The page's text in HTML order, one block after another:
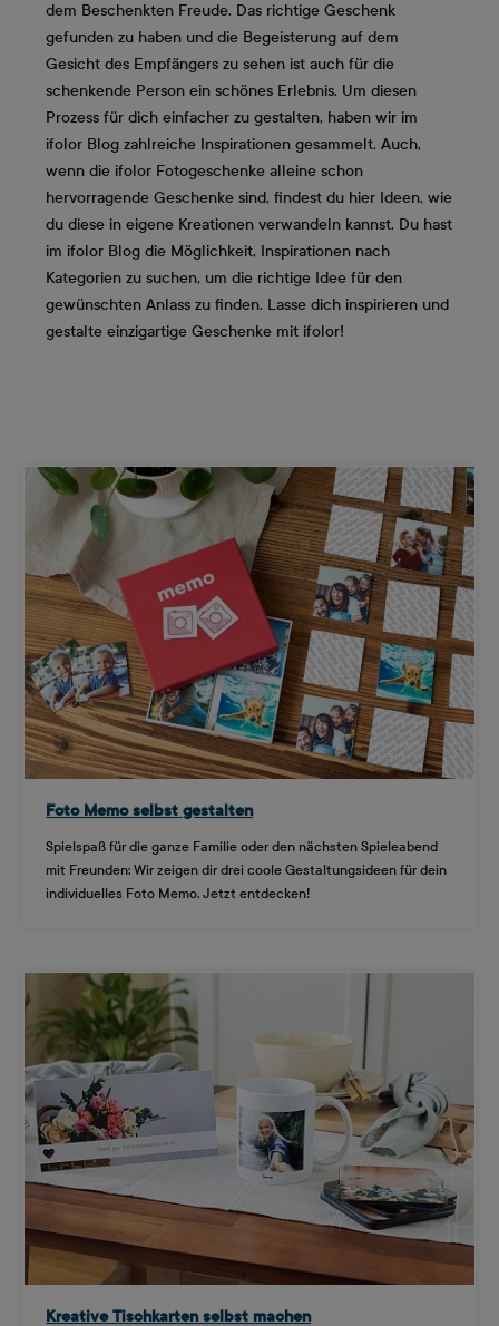
dem Beschenkten Freude. Das richtige Geschenk
gefunden zu haben und die Begeisterung auf dem
Gesicht des Empfängers zu sehen ist auch für die
schenkende Person ein schönes Erlebnis. Um diesen
Prozess für dich einfacher zu gestalten, haben wir im
ifolor Blog zahlreiche Inspirationen gesammelt. Auch,
wenn die ifolor Fotogeschenke alleine schon
hervorragende Geschenke sind, findest du hier Ideen, wie
du diese in eigene Kreationen verwandeln kannst. Du hast
im ifolor Blog die Möglichkeit, Inspirationen nach
Kategorien zu suchen, um die richtige Idee für den
gewünschten Anlass zu finden. Lasse dich inspirieren und
gestalte einzigartige Geschenke mit ifolor!
Foto Memo selbst gestalten
Spielspaß für die ganze Familie oder den nächsten Spieleabend
mit Freunden: Wir zeigen dir drei coole Gestaltungsideen für dein
individuelles Foto Memo. Jetzt entdecken!
Kreative Tischkarten selbst machen